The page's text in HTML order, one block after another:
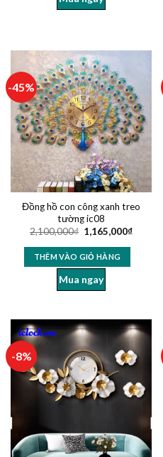
-45%
Đồng hồ con công xanh treo
tường ic08
2,100,000₫ 1,165,000₫
THÊM VÀO GIỎ HÀNG
Mua ngay
-8%